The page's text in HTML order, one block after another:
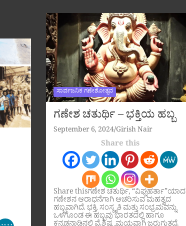
ಸಾರ್ವಜನಿಕ ಗಣೇಶೋತ್ಸವ
ಗಣೇಶ ಚತುರ್ಥಿ – ಭಕ್ತಿಯ ಹಬ್ಬ
September 6, 2024Girish Nair
Share this
Share thisಗಣೇಶ ಚತುರ್ಥಿ, “ವಿಘ್ನಹರ್ತಾ”ಯಾದ
ಗಣೇಶನ ಆರಾಧನೆಗಾಗಿ ಆಚರಿಸುವ ಮಹತ್ವದ
ಹಬ್ಬವಾಗಿದೆ. ಭಕ್ತಿ, ಸಂಸ್ಕೃತಿ ಮತ್ತು ಸಂಭ್ರಮವನ್ನು
ಒಳಗೊಂಡ ಈ ಹಬ್ಬವು ಭಾರತದಲ್ಲಿ ಹಾಗೂ